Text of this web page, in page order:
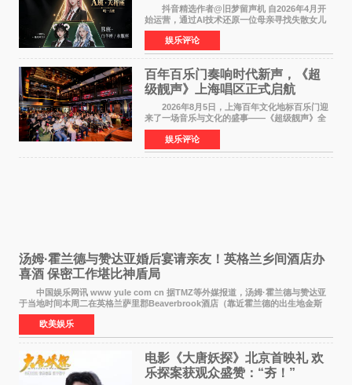
抖音精选作者@旧梦留声机 自2026年4月开
始运营，通过AI技术还原一位母亲寻找失散女儿
的故事，凭借强情感表达获得大量用户关注，发
布仅21小时便获得超1亿曝光、超1000万互动。
此后，账号持续沿
娱乐评论
百年百乐门奏响时代新声，《超
级靓声》上海唱区正式启航
2026年8月5日，上海百年文化地标百乐门迎
来了一场音乐与文化的盛事——《超级靓声》全
国励志音乐公益节目上海唱区新闻发布会暨启动
仪式在此隆重举行。各界领导、嘉宾与媒体朋友
齐聚一堂，共同
娱乐评论
汤姆·霍兰德与赞达亚婚后宴请亲友！英格兰乡间酒店办
喜酒 保密工作堪比神盾局
中国娱乐网讯 www yule com cn 据TMZ等外媒报道，汤姆·霍兰德与赞达亚
于当地时间本周二在英格兰萨里郡Beaverbrook酒店（靠近霍兰德的出生地金斯
顿）举办婚宴，邀请家人与朋友们喝喜酒，庆祝
欧美娱乐
电影《大唐妖探》北京首映礼 欢
乐探案获观众盛赞：“夯！”